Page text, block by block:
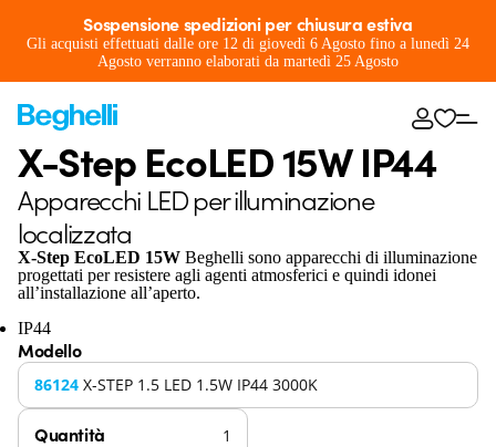
Sospensione spedizioni per chiusura estiva
Gli acquisti effettuati dalle ore 12 di giovedì 6 Agosto fino a lunedì 24
Agosto verranno elaborati da martedì 25 Agosto
X-Step EcoLED 15W IP44
Apparecchi LED per illuminazione
localizzata
X-Step EcoLED 15W Beghelli sono apparecchi di illuminazione
progettati per resistere agli agenti atmosferici e quindi idonei
all’installazione all’aperto.
IP44
Modello
86124 X-STEP 1.5 LED 1.5W IP44 3000K
Quantità